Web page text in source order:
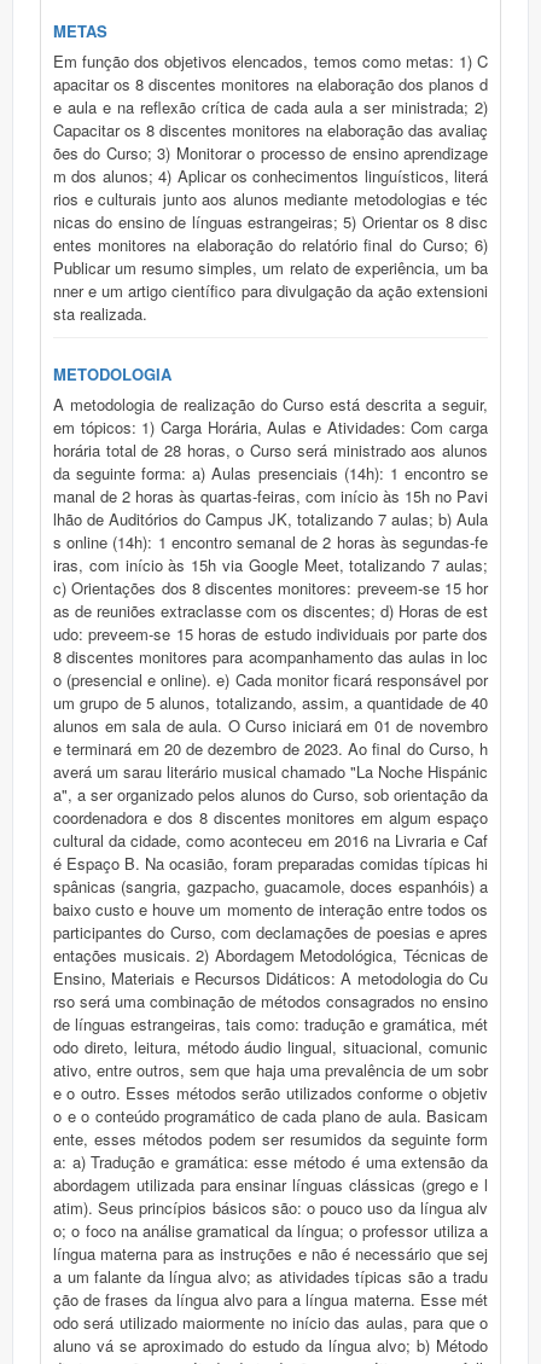
METAS
Em função dos objetivos elencados, temos como metas: 1) C
apacitar os 8 discentes monitores na elaboração dos planos d
e aula e na reflexão crítica de cada aula a ser ministrada; 2)
Capacitar os 8 discentes monitores na elaboração das avaliaç
ões do Curso; 3) Monitorar o processo de ensino aprendizage
m dos alunos; 4) Aplicar os conhecimentos linguísticos, literá
rios e culturais junto aos alunos mediante metodologias e téc
nicas do ensino de línguas estrangeiras; 5) Orientar os 8 disc
entes monitores na elaboração do relatório final do Curso; 6)
Publicar um resumo simples, um relato de experiência, um ba
nner e um artigo científico para divulgação da ação extensioni
sta realizada.
METODOLOGIA
A metodologia de realização do Curso está descrita a seguir, em tópicos: 1) Carga Horária, Aulas e Atividades: Com carga horária total de 28 horas, o Curso será ministrado aos alunos da seguinte forma: a) Aulas presenciais (14h): 1 encontro semanal de 2 horas às quartas-feiras, com início às 15h no Pavilhão de Auditórios do Campus JK, totalizando 7 aulas; b) Aulas online (14h): 1 encontro semanal de 2 horas às segundas-feiras, com início às 15h via Google Meet, totalizando 7 aulas; c) Orientações dos 8 discentes monitores: preveem-se 15 horas de reuniões extraclasse com os discentes; d) Horas de estudo: preveem-se 15 horas de estudo individuais por parte dos 8 discentes monitores para acompanhamento das aulas in loco (presencial e online). e) Cada monitor ficará responsável por um grupo de 5 alunos, totalizando, assim, a quantidade de 40 alunos em sala de aula. O Curso iniciará em 01 de novembro e terminará em 20 de dezembro de 2023. Ao final do Curso, haverá um sarau literário musical chamado "La Noche Hispánica", a ser organizado pelos alunos do Curso, sob orientação da coordenadora e dos 8 discentes monitores em algum espaço cultural da cidade, como aconteceu em 2016 na Livraria e Café Espaço B. Na ocasião, foram preparadas comidas típicas hispânicas (sangria, gazpacho, guacamole, doces espanhóis) a baixo custo e houve um momento de interação entre todos os participantes do Curso, com declamações de poesias e apresentações musicais. 2) Abordagem Metodológica, Técnicas de Ensino, Materiais e Recursos Didáticos: A metodologia do Curso será uma combinação de métodos consagrados no ensino de línguas estrangeiras, tais como: tradução e gramática, método direto, leitura, método áudio lingual, situacional, comunicativo, entre outros, sem que haja uma prevalência de um sobre o outro. Esses métodos serão utilizados conforme o objetivo e o conteúdo programático de cada plano de aula. Basicamente, esses métodos podem ser resumidos da seguinte forma: a) Tradução e gramática: esse método é uma extensão da abordagem utilizada para ensinar línguas clássicas (grego e latim). Seus princípios básicos são: o pouco uso da língua alvo; o foco na análise gramatical da língua; o professor utiliza a língua materna para as instruções e não é necessário que seja um falante da língua alvo; as atividades típicas são a tradução de frases da língua alvo para a língua materna. Esse método será utilizado maiormente no início das aulas, para que o aluno vá se aproximado do estudo da língua alvo; b) Método direto: reação ao método de tradução e gramática e suas falhas para produzir alunos que possam utilizar a língua estrangeira que estão estudando. Os princípios básicos deste método são: a não utilização da língua materna na sala de aula; a cultura e a gramática são aprendidas de forma indutiva; as lições começam com a conversação sobre o assunto, utilizando-se de mímicas e figuras para o entendimento do assunto; o professor deve ser nativo na língua ou proficiente. Após um início com o método de tradução e gramática, partiremos, aos poucos, para o método direto, onde o professor se expressará na língua alvo; c) Leitura: reação ao método direto por ser impraticável dentro da sala de aula, segundo alguns autores, e por haver poucos professores que usem bem o suficiente a língua estrangeira. Seus princípios são: a leitura é a única habilidade enfatizada na aula; a tradução pode ser utilizada; apenas a gramática utilizada para compreender a leitura é ensinada; o vocabulário é controlado no início e depois expandido; o professor não precisa ter boa proficiência oral na língua alvo. Esse método da leitura será utilizado quando houver leituras orientadas de textos literários. Entende-se que o método, ao mesmo tempo que é redutor, também ajuda a expandir o conhecimento do texto como um todo - por isso, a opção pelo uso do método; d) Áudio lingual: reação à abordagem de leitura e sua falta de ênfase à habilidade áudio oral. Possui características do método direto, acrescentando pontos da psicologia comportamental e de estruturas linguísticas. As aulas começam com diálogos; são usadas mímicas e memorizações para induzir suposições sobre o assunto; as regras e as estruturas gramaticais são apresentadas indutivamente; as habilidades aparecem sempre na ordem: ouvir, falar, ler, escrever (primeiro ouvir para depois falar, primeiro ler para depois escrever); é feito um grande esforço para prevenir os erros dos alunos; a aquisição da língua é vista como uma formação de hábito; os professores devem ter pleno conhecimento da estrutura da língua. Ao utilizarmos esse método, os alunos serão estimulados a produzirem seus discursos orais e escritos, mas também, e de forma prévia, a exercitarem a compreensão auditiva e leitora. e) Situacional: também uma reação contra a abordagem de leitura e possui características do método direto, acrescentando pontos de linguística geral e da pedagogia. O alvo é sempre ouvir e falar, todo o material é apresentado primeiro na forma oral, para depois passar à forma escrita; as estruturas gramaticais são apresentadas da forma mais simples à complexa; os assuntos são introduzidos e praticados situacionalmente (no banco, no supermercado, no restaurante, etc.). Ou seja, quando houver momentos de imersão e interação na língua espanhola entre os alunos, faremos amplo uso do método situacional, pois permite a realização de simulações de uso na língua alvo; f) Comunicativo: cresceu com o trabalho de pesquisadores que perceberam a linguagem como um sistema de comunicação. O objetivo principal é trabalhar a habilidade de comunicação do aluno na língua estudada; o conteúdo inclui noções de semântica e função social, não apenas estruturas linguísticas; os alunos trabalham em grupos e geralmente apresentam dramatizações e jogos; o material e as atividades refletem situações de comunicação real; as habilidades são integradas desde o início; o professor deve saber usar a língua fluentemente. Finalmente, esse método será utilizado mais da metade para o final do Curso, pois serão promovidas situações que o aspecto comunicativo da língua seja o foco, além da aquisição da autonomia do aluno ao longo das aulas. Esses métodos não excluem a aplicação de outros, como a pedagogia por projetos, onde o aluno é solicitado a participar de atividades que envolvem metas e conteúdos interdisciplinares e transdisciplinares, em que há uma aproximação às culturas de países e territórios hispânicos mediante um posicionamento do "eu aprendiz" em relação ao estrangeiro, ao desconhecido. Ademais, faremos amplo uso da leitura literária como método de ensino, focalizando-se, por um lado, o contexto cultural em que a obra foi produzida, a vida e as condições de autoria, a relevância cultural da obra e as formas de ler o texto para fins de aprendizagem da língua espanhola e de educação da imaginação. Finalmente, teremos momentos de produção escrita criativa para que os alunos possam exercitar a escrita autoral em língua espanhola. Cabe mencionar também que, ao longo das aulas, a coordenadora e os 8 discentes monitores aplicarão a técnica de avaliação formativa chamada “diário reflexivo”, exposta em várias pesquisas de professores da área de linguística aplicada. Destacamos o artigo “O diário reflexivo como instrumento da avaliação formativa”, de Josely Iris Fernandes, sob a orientação da Prof.ª Dr.ª Maria Inês Vasconcelos Felice, publicado na Revista Intercâmbio, v. XXVI: 129-153, 2012. São Paulo: LAEL/ PUC-SP. O diário reflexivo é um gênero textual, isto é, é um texto historicamente datado e localizado, que tem a característica principal de ser pessoal. No dizer da autora, "(…) o diário reflexivo tem a característica de proporcionar ao aluno a oportunidade de refletir sobre sua maneira de aprender, de pensar nas estratégias de aprendizagem que melhor o auxiliam; de possibilitar ao aluno uma aprendizagem significativa, pois mediante o diário reflexivo, o aluno faz com que seu professor se torne ciente do que tem aprendido e de como aprende; também tem o atributo de possibilitar ao aluno a prática da escrita na língua alvo.". (FERNANDES, 2012, p. 135) Não pediremos aos alunos que escrevam os diários na língua alvo (mas poderão fazê-lo, se quiserem), porém lhes solicitaremos que façam seus diários conforme o cronograma das avaliações periódicas. A recepção dos diários dar-se-á mediante a leitura e devolução da professora e dos monitores, que farão seus comentários em cada diário enviado mediante a realização de avaliação conjunta dos diários em debates com os alunos, de forma a avaliar continuamente o processo de ensino aprendizagem. Os quesitos a serem verificados durante a aplicação do diário reflexivo têm a ver com algumas etapas de ensino, tais como: ordenação (ordenar as informações), orientação (se está entendendo as orientações da professora e do monitor), adequação (do conteúdo aos objetivos e às características dos alunos), economia (de tempo e esforço do professor, do monitor e do aluno) e finalidade (facilidade de alcance dos objetivos por parte dos alunos). As técnicas de ensino a serem utilizadas pelo grupo serão, entre outras: aulas expositivas e dialogadas, debates, leituras orientadas, seminários, estudos individuais e em grupo, revisões de texto e atividades orais para exercício da língua alvo (Espanhol). Os materiais e os recursos didáticos com os quais contaremos para elaboração e condução das aulas do Curso serão, prioritariamente: lápis, borracha, apontador, lapiseira, grafites, canetas esferográficas e hidrográficas, pincéis atômicos, apagadores, quadro branco, resmas de papeis A3 e A4, cartolinas, clips, grampeadores e grampos, computadores, projetores, gravadores, impressoras, e-mail do Curso e comunicação direta com os participantes do Curso via e-mail e durante as aulas presencial e online. Os materiais didáticos serão compostos por uma apostila digitalizada, preparada especialme